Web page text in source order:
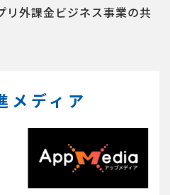
リ外課金ビジネス事業の共
メディア